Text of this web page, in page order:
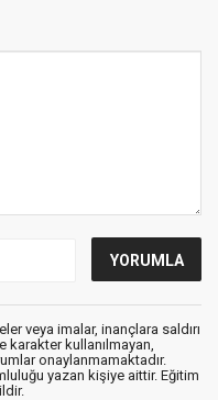
veya imalar, inançlara saldırı
karakter kullanılmayan,
onaylanmamaktadır.
yazan kişiye aittir. Eğitim